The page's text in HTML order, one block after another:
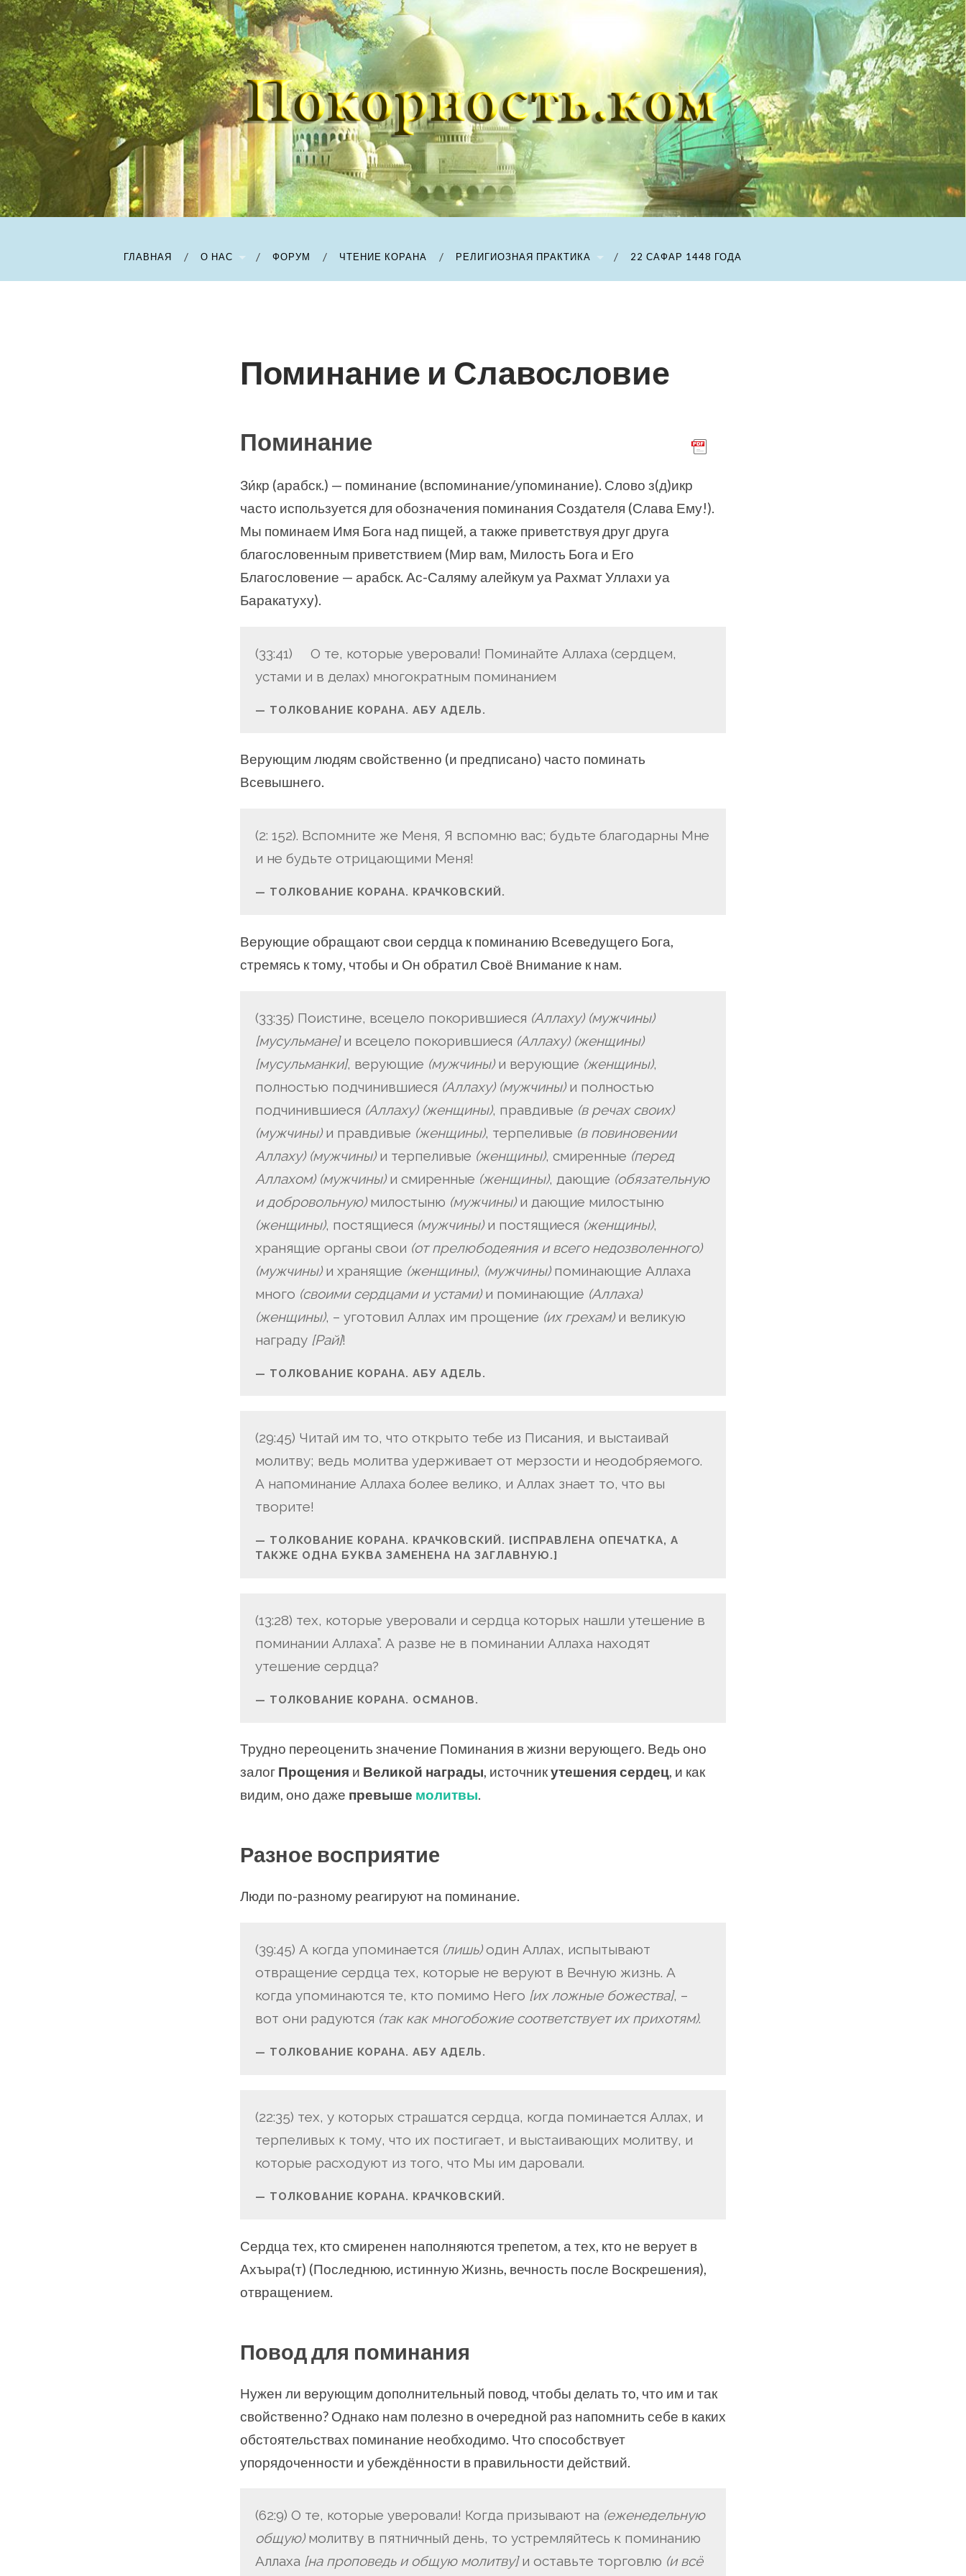
ГЛАВНАЯ О НАС ФОРУМ ЧТЕНИЕ КОРАНА РЕЛИГИОЗНАЯ ПРАКТИКА 22 САФАР 1448 ГОДА
Поминание и Славословие
Поминание
Зи́кр (арабск.) — поминание (вспоминание/упоминание). Слово з(д)икр
часто используется для обозначения поминания Создателя (Слава Ему!).
Мы поминаем Имя Бога над пищей, а также приветствуя друг друга
благословенным приветствием (Мир вам, Милость Бога и Его
Благословение — арабск. Ас-Саляму алейкум уа Рахмат Уллахи уа
Баракатуху).
(33:41) О те, которые уверовали! Поминайте Аллаха (сердцем,
устами и в делах) многократным поминанием
ТОЛКОВАНИЕ КОРАНА. АБУ АДЕЛЬ.
Верующим людям свойственно (и предписано) часто поминать
Всевышнего.
(2: 152). Вспомните же Меня, Я вспомню вас; будьте благодарны Мне
и не будьте отрицающими Меня!
ТОЛКОВАНИЕ КОРАНА. КРАЧКОВСКИЙ.
Верующие обращают свои сердца к поминанию Всеведущего Бога,
стремясь к тому, чтобы и Он обратил Своё Внимание к нам.
(33:35) Поистине, всецело покорившиеся (Аллаху) (мужчины)
[мусульмане]и всецело покорившиеся (Аллаху) (женщины)
[мусульманки], верующие (мужчины)и верующие (женщины),
полностью подчинившиеся (Аллаху) (мужчины)и полностью
подчинившиеся (Аллаху) (женщины), правдивые (в речах своих)
(мужчины)и правдивые (женщины), терпеливые (в повиновении
Аллаху) (мужчины)и терпеливые (женщины), смиренные (перед
Аллахом) (мужчины)и смиренные (женщины), дающие (обязательную
и добровольную)милостыню (мужчины)и дающие милостыню
(женщины), постящиеся (мужчины)и постящиеся (женщины),
хранящие органы свои (от прелюбодеяния и всего недозволенного)
(мужчины)и хранящие (женщины), (мужчины)поминающие Аллаха
много (своими сердцами и устами)и поминающие (Аллаха)
(женщины), – уготовил Аллах им прощение (их грехам)и великую
награду [Рай]!
ТОЛКОВАНИЕ КОРАНА. АБУ АДЕЛЬ.
(29:45) Читай им то, что открыто тебе из Писания, и выстаивай
молитву; ведь молитва удерживает от мерзости и неодобряемого.
А напоминание Аллаха более велико, и Аллах знает то, что вы
творите!
ТОЛКОВАНИЕ КОРАНА. КРАЧКОВСКИЙ. [ИСПРАВЛЕНА ОПЕЧАТКА, А
ТАКЖЕ ОДНА БУКВА ЗАМЕНЕНА НА ЗАГЛАВНУЮ.]
(13:28) тех, которые уверовали и сердца которых нашли утешение в
поминании Аллаха”. А разве не в поминании Аллаха находят
утешение сердца?
ТОЛКОВАНИЕ КОРАНА. ОСМАНОВ.
Трудно переоценить значение Поминания в жизни верующего. Ведь оно
залог Прощения и Великой награды, источникутешения сердец, и как
видим, оно даже превыше молитвы.
Разное восприятие
Люди по-разному реагируют на поминание.
(39:45) А когда упоминается (лишь)один Аллах, испытывают
отвращение сердца тех, которые не веруют в Вечную жизнь. А
когда упоминаются те, кто помимо Него [их ложные божества], –
вот они радуются (так как многобожие соответствует их прихотям).
ТОЛКОВАНИЕ КОРАНА. АБУ АДЕЛЬ.
(22:35) тех, у которых страшатся сердца, когда поминается Аллах, и
терпеливых к тому, что их постигает, и выстаивающих молитву, и
которые расходуют из того, что Мы им даровали.
ТОЛКОВАНИЕ КОРАНА. КРАЧКОВСКИЙ.
Сердца тех, кто смиренен наполняются трепетом, а тех, кто не верует в
Ахъыра(т) (Последнюю, истинную Жизнь, вечность после Воскрешения),
отвращением.
Повод для поминания
Нужен ли верующим дополнительный повод, чтобы делать то, что им и так
свойственно? Однако нам полезно в очередной раз напомнить себе в каких
обстоятельствах поминание необходимо. Что способствует
упорядоченности и убеждённости в правильности действий.
(62:9) О те, которые уверовали! Когда призывают на (еженедельную
общую)молитву в пятничный день, то устремляйтесь к поминанию
Аллаха [на проповедь и общую молитву]и оставьте торговлю (и всё